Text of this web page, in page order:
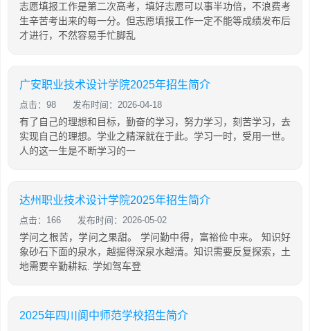
志愿填报工作是第二次高考，填好志愿可以事半功倍，不浪费考
生辛苦考出来的每一分。但志愿填报工作一定不能等成绩发布后
才进行，不然容易手忙脚乱
广安职业技术设计学院2025年招生简介
点击：98 发布时间：2026-04-18
有了自己的理想和目标，勤奋的学习，努力学习，刻苦学习，去
实现自己的理想。学业之精深就在于此。学习一时，受用一世。
人的这一生是不断学习的一
达州职业技术设计学院2025年招生简介
点击：166 发布时间：2026-05-02
学问之根苦，学问之果甜。 学问勤中得，富裕俭中来。 知识好
象砂石下面的泉水，越掘得深泉水越清。知识需要反复探索，土
地需要辛勤耕耘. 学如驾车登
2025年四川阆中师范学校招生简介